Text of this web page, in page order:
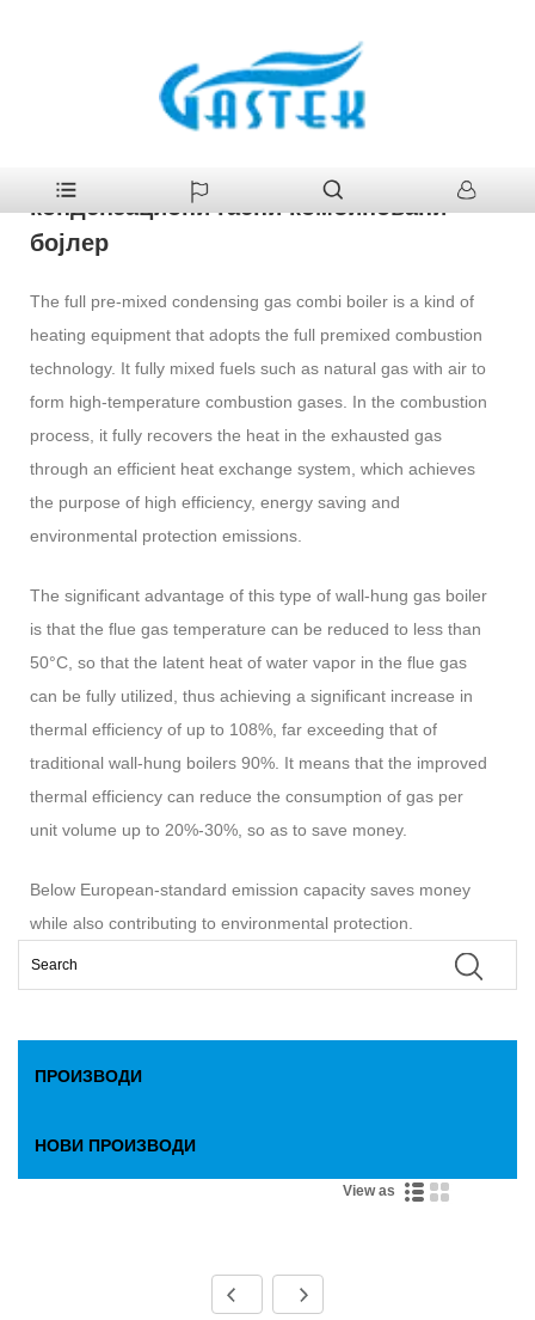
Комплетни претходно мешани
кондензациони гасни комбиновани бојлер
кондензациони гасни комбиновани
бојлер
The full pre-mixed condensing gas combi boiler is a kind of
heating equipment that adopts the full premixed combustion
technology. It fully mixed fuels such as natural gas with air to
form high-temperature combustion gases. In the combustion
process, it fully recovers the heat in the exhausted gas
through an efficient heat exchange system, which achieves
the purpose of high efficiency, energy saving and
environmental protection emissions.
The significant advantage of this type of wall-hung gas boiler
is that the flue gas temperature can be reduced to less than
50°C, so that the latent heat of water vapor in the flue gas
can be fully utilized, thus achieving a significant increase in
thermal efficiency of up to 108%, far exceeding that of
traditional wall-hung boilers 90%. It means that the improved
thermal efficiency can reduce the consumption of gas per
unit volume up to 20%-30%, so as to save money.
Below European-standard emission capacity saves money
while also contributing to environmental protection.
ПРОИЗВОДИ
НОВИ ПРОИЗВОДИ
View as